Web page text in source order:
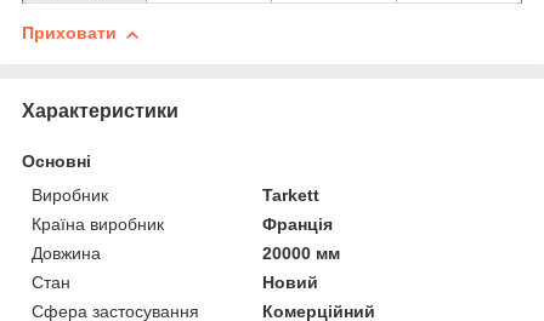
Приховати
Характеристики
Основні
Виробник
Tarkett
Країна виробник
Франція
Довжина
20000 мм
Стан
Новий
Сфера застосування
Комерційний